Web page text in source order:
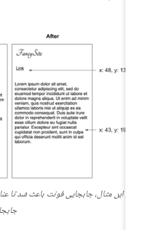
در این مثال، جابجایی فونت باعث شد تا
جابجا